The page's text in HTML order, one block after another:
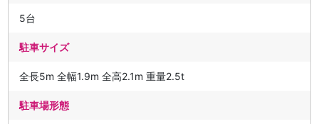
5台
駐車サイズ
全長5m 全幅1.9m 全高2.1m 重量2.5t
駐車場形態